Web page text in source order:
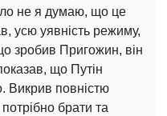
не я думаю, що це
усю уявність режиму,
зробив Пригожин, він
що Путін
Викрив повністю
брати та